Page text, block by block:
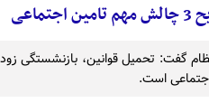
تحمیل قوانین، بازنشستگی زود
است.